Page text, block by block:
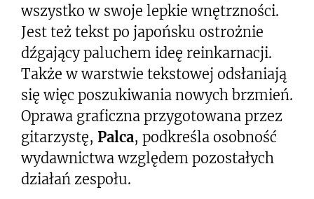
wszystko w swoje lepkie wnętrzności.
Jest też tekst po japońsku ostrożnie
dźgający paluchem ideę reinkarnacji.
Także w warstwie tekstowej odsłaniają
się więc poszukiwania nowych brzmień.
Oprawa graficzna przygotowana przez
gitarzystę, Palca, podkreśla osobność
wydawnictwa względem pozostałych
działań zespołu.